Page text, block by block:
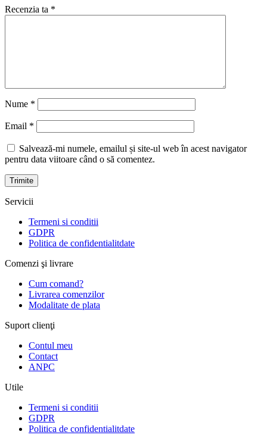
Recenzia ta *
Nume *
Email *
Salvează-mi numele, emailul și site-ul web în acest navigator
pentru data viitoare când o să comentez.
Servicii
Termeni si conditii
GDPR
Politica de confidentialitdate
Comenzi şi livrare
Cum comand?
Livrarea comenzilor
Modalitate de plata
Suport clienţi
Contul meu
Contact
ANPC
Utile
Termeni si conditii
GDPR
Politica de confidentialitdate